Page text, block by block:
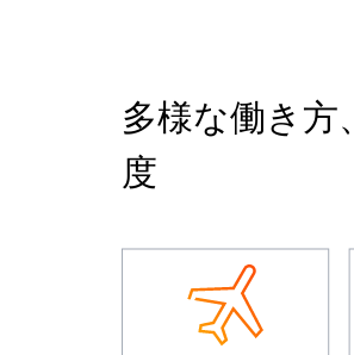
多様な働き方
度